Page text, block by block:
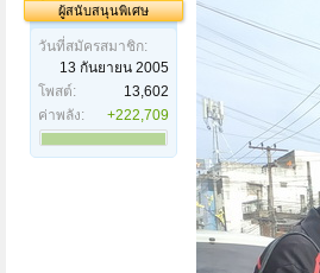
ผู้สนับสนุนพิเศษ
วันที่สมัครสมาชิก:
13 กันยายน 2005
โพสต์:
13,602
ค่าพลัง:
+222,709